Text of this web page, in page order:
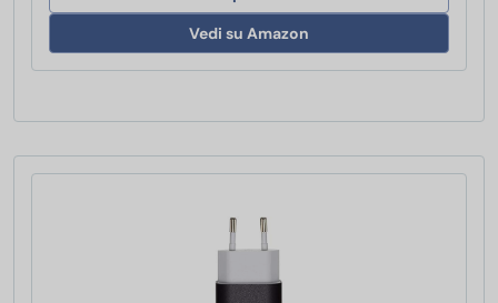
Vedi su Amazon